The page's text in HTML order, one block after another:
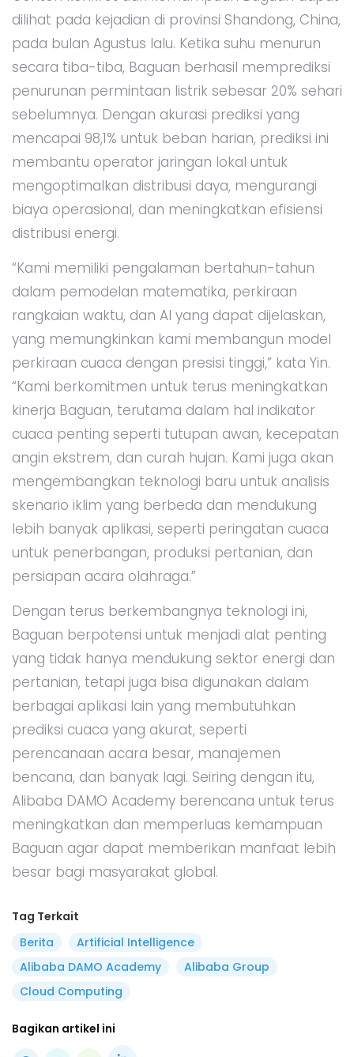
dilihat pada kejadian di provinsi Shandong, China,
pada bulan Agustus lalu. Ketika suhu menurun
secara tiba-tiba, Baguan berhasil memprediksi
penurunan permintaan listrik sebesar 20% sehari
sebelumnya. Dengan akurasi prediksi yang
mencapai 98,1% untuk beban harian, prediksi ini
membantu operator jaringan lokal untuk
mengoptimalkan distribusi daya, mengurangi
biaya operasional, dan meningkatkan efisiensi
distribusi energi.
“Kami memiliki pengalaman bertahun-tahun
dalam pemodelan matematika, perkiraan
rangkaian waktu, dan AI yang dapat dijelaskan,
yang memungkinkan kami membangun model
perkiraan cuaca dengan presisi tinggi,” kata Yin.
“Kami berkomitmen untuk terus meningkatkan
kinerja Baguan, terutama dalam hal indikator
cuaca penting seperti tutupan awan, kecepatan
angin ekstrem, dan curah hujan. Kami juga akan
mengembangkan teknologi baru untuk analisis
skenario iklim yang berbeda dan mendukung
lebih banyak aplikasi, seperti peringatan cuaca
untuk penerbangan, produksi pertanian, dan
persiapan acara olahraga.”
Dengan terus berkembangnya teknologi ini,
Baguan berpotensi untuk menjadi alat penting
yang tidak hanya mendukung sektor energi dan
pertanian, tetapi juga bisa digunakan dalam
berbagai aplikasi lain yang membutuhkan
prediksi cuaca yang akurat, seperti
perencanaan acara besar, manajemen
bencana, dan banyak lagi. Seiring dengan itu,
Alibaba DAMO Academy berencana untuk terus
meningkatkan dan memperluas kemampuan
Baguan agar dapat memberikan manfaat lebih
besar bagi masyarakat global.
Tag Terkait
Berita
Artificial Intelligence
Alibaba DAMO Academy
Alibaba Group
Cloud Computing
Bagikan artikel ini